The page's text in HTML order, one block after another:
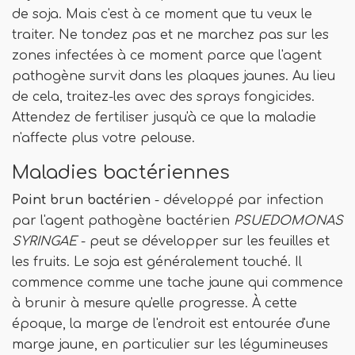
de soja. Mais c'est à ce moment que tu veux le
traiter. Ne tondez pas et ne marchez pas sur les
zones infectées à ce moment parce que l'agent
pathogène survit dans les plaques jaunes. Au lieu
de cela, traitez-les avec des sprays fongicides.
Attendez de fertiliser jusqu'à ce que la maladie
n'affecte plus votre pelouse.
Maladies bactériennes
Point brun bactérien - développé par infection
par l'agent pathogène bactérien PSUEDOMONAS
SYRINGAE - peut se développer sur les feuilles et
les fruits. Le soja est généralement touché. Il
commence comme une tache jaune qui commence
à brunir à mesure qu'elle progresse. À cette
époque, la marge de l'endroit est entourée d'une
marge jaune, en particulier sur les légumineuses